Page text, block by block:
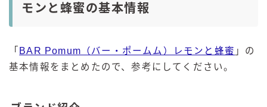
モンと蜂蜜の基本情報
「 BAR Pomum（バー・ポームム）レモンと蜂蜜 」の
基本情報をまとめたので、参考にしてください。